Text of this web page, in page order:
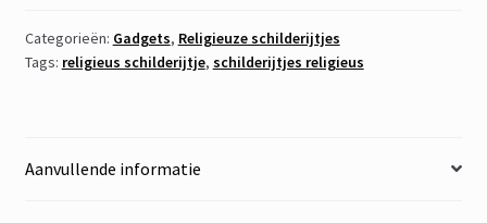
Categorieën: Gadgets, Religieuze schilderijtjes
Tags: religieus schilderijtje, schilderijtjes religieus
Aanvullende informatie